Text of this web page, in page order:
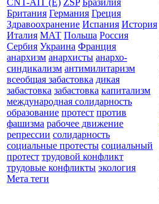
CNT-AIT (E) ZSP Бразилия
Британия Германия Греция
Здравоохранение Испания История
Италия МАТ Польша Россия
Сербия Украина Франция
анархизм анархисты анархо-
синдикализм антимилитаризм
всеобщая забастовка дикая
забастовка забастовка капитализм
международная солидарность
образование протест против
фашизма рабочее движение
репрессии солидарность
социальные протесты социальный
протест трудовой конфликт
трудовые конфликты экология
Мета теги